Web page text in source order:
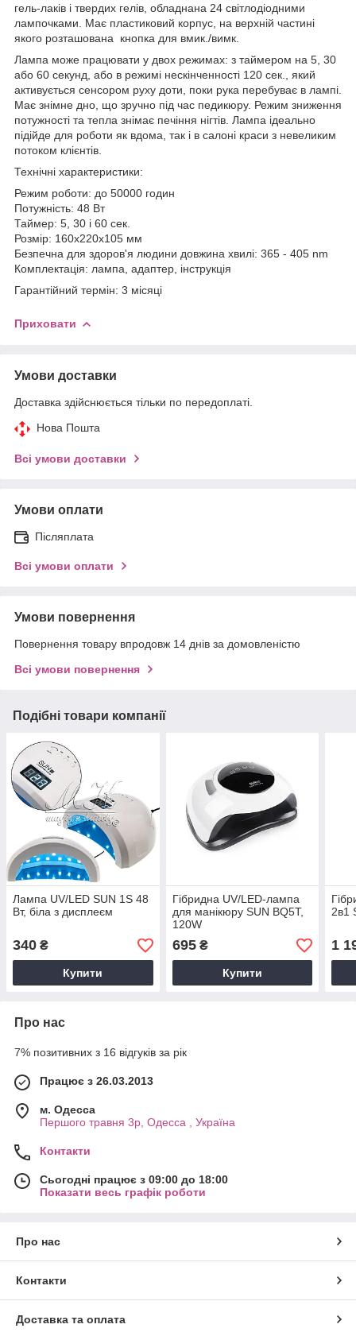
гель-лаків і твердих гелів, обладнана 24 світлодіодними
лампочками. Має пластиковий корпус, на верхній частині
якого розташована кнопка для вмик./вимк.
Лампа може працювати у двох режимах: з таймером на 5, 30
або 60 секунд, або в режимі нескінченності 120 сек., який
активується сенсором руху доти, поки рука перебуває в лампі.
Має знімне дно, що зручно під час педикюру. Режим зниження
потужності та тепла знімає печіння нігтів. Лампа ідеально
підійде для роботи як вдома, так і в салоні краси з невеликим
потоком клієнтів.
Технічні характеристики:
Режим роботи: до 50000 годин
Потужність: 48 Вт
Таймер: 5, 30 і 60 сек.
Розмір: 160х220х105 мм
Безпечна для здоров'я людини довжина хвилі: 365 - 405 nm
Комплектація: лампа, адаптер, інструкція
Гарантійний термін: 3 місяці
Приховати
Умови доставки
Доставка здійснюється тільки по передоплаті.
Нова Пошта
Всі умови доставки
Умови оплати
Післяплата
Всі умови оплати
Умови повернення
Повернення товару впродовж 14 днів за домовленістю
Всі умови повернення
Подібні товари компанії
Лампа UV/LED SUN 1S 48
Вт, біла з дисплеєм
340 ₴
Купити
Гібридна UV/LED-лампа
для манікюру SUN BQ5T,
120W
695₴
Купити
2в1
1
Про нас
7% позитивних з 16 відгуків за рік
Працює з 26.03.2013
м. Одесса
Першого травня 3р, Одесса , Україна
Контакти
Сьогодні працює з 09:00 до 18:00
Показати весь графік роботи
Про нас
Контакти
Доставка та оплата